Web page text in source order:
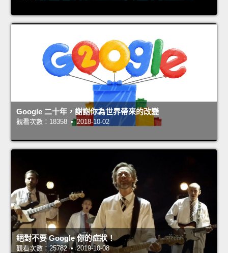
Google 二十年，謝謝你為世界帶來的改變
觀看次數：18358 • 2018-10-02
絕對不要 Google 你的症狀！
觀看次數：25782 • 2019-10-08